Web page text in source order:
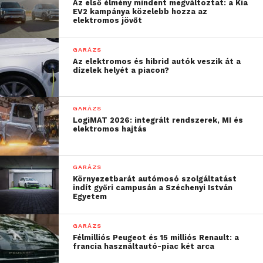
Az első élmény mindent megváltoztat: a Kia
EV2 kampánya közelebb hozza az
elektromos jövőt
GARÁZS
Az elektromos és hibrid autók veszik át a
dízelek helyét a piacon?
GARÁZS
LogiMAT 2026: integrált rendszerek, MI és
elektromos hajtás
GARÁZS
Környezetbarát autómosó szolgáltatást
indít győri campusán a Széchenyi István
Egyetem
GARÁZS
Félmilliós Peugeot és 15 milliós Renault: a
francia használtautó-piac két arca